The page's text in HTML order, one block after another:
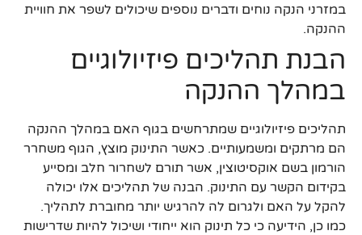
במזרני הנקה נוחים ודברים נוספים שיכולים לשפר את חוויית
ההנקה.
הבנת תהליכים פיזיולוגיים
במהלך ההנקה
תהליכים פיזיולוגיים שמתרחשים בגוף האם במהלך ההנקה
הם מרתקים ומשמעותיים. כאשר התינוק מוצץ, הגוף משחרר
הורמון בשם אוקסיטוצין, אשר תורם לשחרור חלב ומסייע
בקידום הקשר עם התינוק. הבנה של תהליכים אלו יכולה
להקל על האם ולגרום לה להרגיש יותר מחוברת לתהליך.
כמו כן, הידיעה כי כל תינוק הוא ייחודי ושיכול להיות שדרישות